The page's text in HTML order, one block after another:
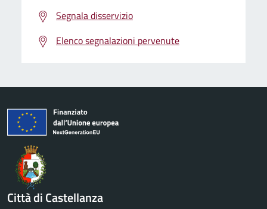
Segnala disservizio
Elenco segnalazioni pervenute
Città di Castellanza